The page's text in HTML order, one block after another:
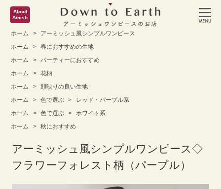
About
Amish
ホーム >
アーミッシュ風シンプルワンピース
ホーム
> 春におすすめの生地
ホーム
> パーティーにおすすめ
ホーム
> 花柄
ホーム
>
顔映りの良い生地
ホーム
> 色で選ぶ >
レッド・パープル系
ホーム
> 色で選ぶ >
ホワイト系
ホーム
> 秋におすすめ
アーミッシュ風シンプルワンピース◇
フラワーフォレスト柄（パープル）